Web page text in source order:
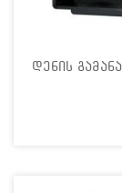
დენის